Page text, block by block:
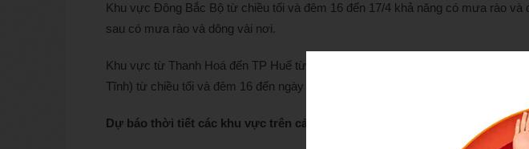
Khu vực Đông Bắc Bộ từ chiều tối và đêm 16 đến 17/4 khả năng có mưa rào và
sau có mưa rào và dông vài nơi.
Khu vực từ Thanh Hoá đến TP Huế từ ngày 17/4 nắng nóng có khả năng dịu
Tĩnh) từ chiều tối và đêm 16 đến ngày 17/4 có mưa rào và dông rải rác, cục bộ
Dự báo thời tiết các khu vực trên cả nước đêm 12 và ngày 13/4